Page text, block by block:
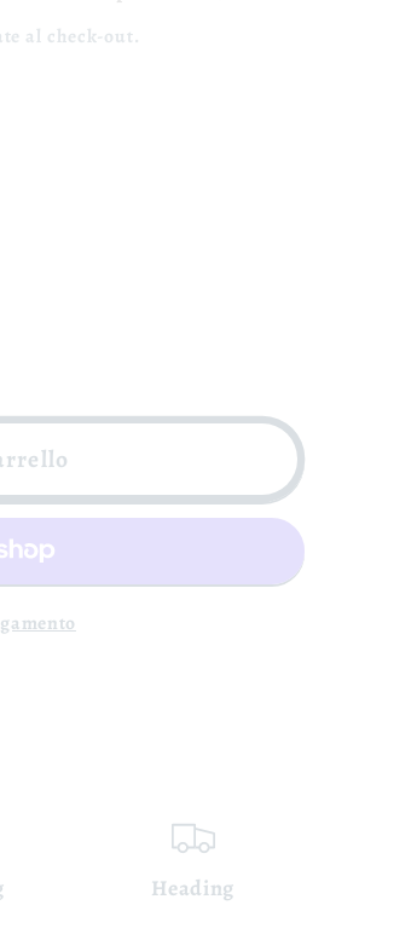
al check-out.
Heading